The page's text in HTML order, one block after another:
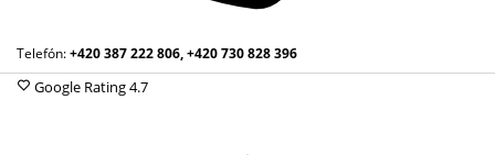
Telefón:+420 387 222 806, +420 730 828 396
Google Rating4.7